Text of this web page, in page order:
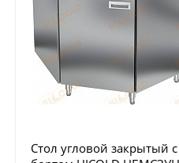
Стол угловой закрытый с